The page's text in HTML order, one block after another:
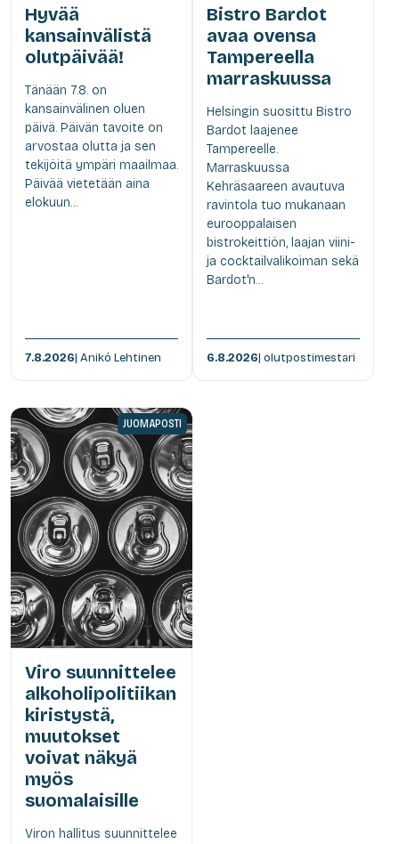
Hyvää
kansainvälistä
olutpäivää!
Tänään 7.8. on
kansainvälinen oluen
päivä. Päivän tavoite on
arvostaa olutta ja sen
tekijöitä ympäri maailmaa.
Päivää vietetään aina
elokuun...
7.8.2026| Anikó Lehtinen
Bistro Bardot
avaa ovensa
Tampereella
marraskuussa
Helsingin suosittu Bistro
Bardot laajenee
Tampereelle.
Marraskuussa
Kehräsaareen avautuva
ravintola tuo mukanaan
eurooppalaisen
bistrokeittiön, laajan viini-
ja cocktailvalikoiman sekä
Bardot'n...
6.8.2026| olutpostimestari
JUOMAPOSTI
Viro suunnittelee
alkoholipolitiikan
kiristystä,
muutokset
voivat näkyä
myös
suomalaisille
Viron hallitus suunnittelee